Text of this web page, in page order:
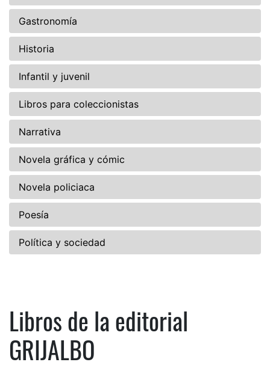
Gastronomía
Historia
Infantil y juvenil
Libros para coleccionistas
Narrativa
Novela gráfica y cómic
Novela policiaca
Poesía
Política y sociedad
Libros de la editorial
GRIJALBO